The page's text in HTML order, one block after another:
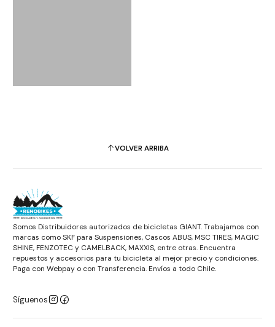
VOLVER ARRIBA
Somos Distribuidores autorizados de bicicletas GIANT. Trabajamos con
marcas como SKF para Suspensiones, Cascos ABUS, MSC TIRES, MAGIC
SHINE, FENZOTEC y CAMELBACK, MAXXIS, entre otras. Encuentra
repuestos y accesorios para tu bicicleta al mejor precio y condiciones.
Paga con Webpay o con Transferencia. Envíos a todo Chile.
Síguenos